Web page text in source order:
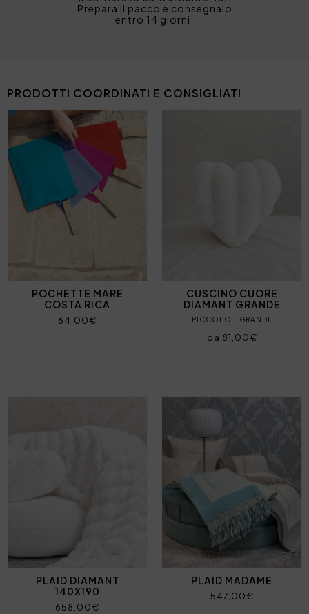
Prepara il pacco e consegnalo
entro 14 giorni.
PRODOTTI COORDINATI E CONSIGLIATI
POCHETTE MARE
COSTA RICA
64,00€
CUSCINO CUORE
DIAMANT GRANDE
PICCOLO GRANDE
da 81,00€
PLAID DIAMANT
140X190
658,00€
PLAID MADAME
547,00€